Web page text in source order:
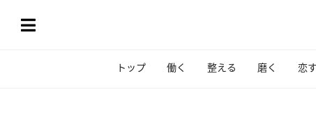
トップ 働く 整える 磨く 恋